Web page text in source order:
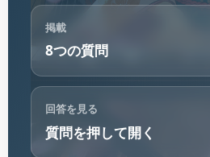
掲載
8つの質問
回答を見る
質問を押して開く